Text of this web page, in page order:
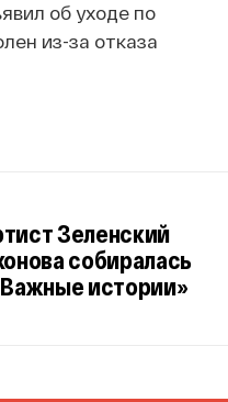
об уходе по
из-за отказа
Зеленский
собиралась
истории»